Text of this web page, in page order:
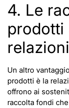
4. Le
prodotti
Un altro
prodotti è la
offrono ai
raccolta fondi